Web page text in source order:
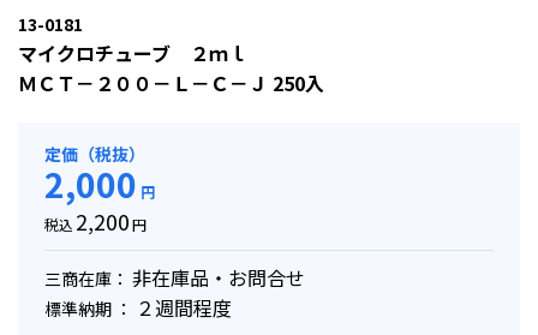
13-0181
マイクロチューブ ２ｍｌ
ＭＣＴ－２００－Ｌ－Ｃ－Ｊ 250入
定価（税抜）
2,000 円
税込 2,200円
三商在庫： 非在庫品・お問合せ
標準納期 ： ２週間程度